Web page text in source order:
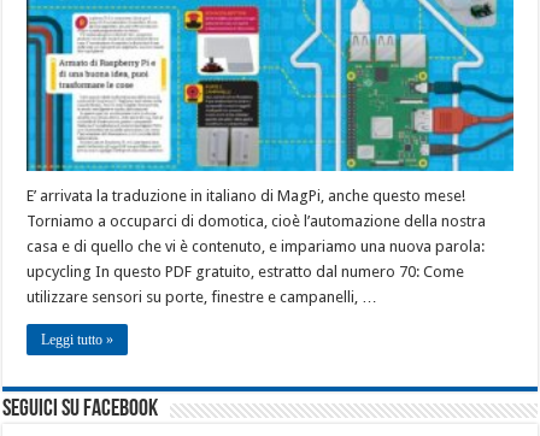
E’ arrivata la traduzione in italiano di MagPi, anche questo mese!
Torniamo a occuparci di domotica, cioè l’automazione della nostra
casa e di quello che vi è contenuto, e impariamo una nuova parola:
upcycling In questo PDF gratuito, estratto dal numero 70: Come
utilizzare sensori su porte, finestre e campanelli, …
Leggi tutto »
seguici su facebook